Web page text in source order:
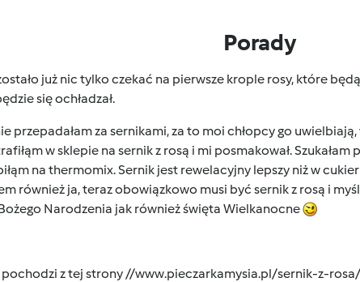
Porady
już nic tylko czekać na pierwsze krople rosy, które
się ochładzał.
przepadałam za sernikami, za to moi chłopcy go
w sklepie na sernik z rosą i mi posmakował. Szukałam
na thermomix. Sernik jest rewelacyjny lepszy niż w
również ja, teraz obowiązkowo musi być sernik z rosą i
Narodzenia jak również święta Wielkanocne
pochodzi z tej strony //www.pieczarkamysia.pl/sernik-z-